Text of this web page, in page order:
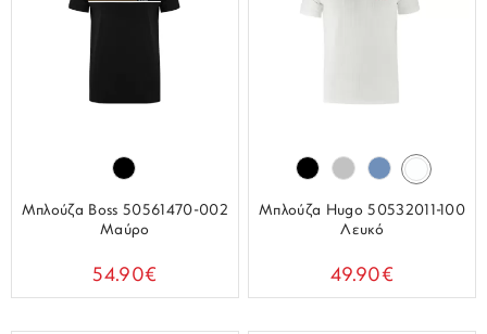
Μπλούζα Boss 50561470-002
Μαύρο
54.90€
Μπλούζα Hugo 50532011-100
Λευκό
49.90€